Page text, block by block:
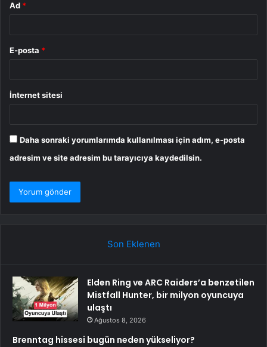
Ad *
E-posta *
İnternet sitesi
Daha sonraki yorumlarımda kullanılması için adım, e-posta
adresim ve site adresim bu tarayıcıya kaydedilsin.
Son Eklenen
Elden Ring ve ARC Raiders’a benzetilen
Mistfall Hunter, bir milyon oyuncuya
ulaştı
Ağustos 8, 2026
Brenntag hissesi bugün neden yükseliyor?